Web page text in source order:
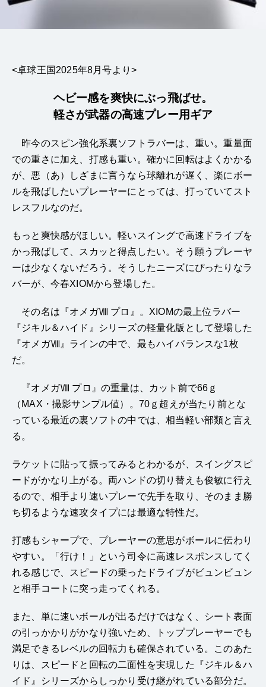
<卓球王国2025年8月号より>
ヘビー感を爽快にぶっ飛ばせ。
軽さが武器の高速プレー用ギア
昨今のスピン強化系裏ソフトラバーは、重い。重量面
での重さに加え、打感も重い。確かに回転はよくかかる
が、悪（あ）しざまに言うなら球離れが遅く、楽にボー
ルを飛ばしたいプレーヤーにとっては、打っていてスト
レスフルなのだ。
もっと爽快感がほしい。軽いスイングで高速ドライブを
かっ飛ばして、スカッと得点したい。そう願うプレーヤ
ーは少なくないだろう。そうしたニーズにぴったりなラ
バーが、今春XIOMから登場した。
その名は『オメガⅧ プロ』。XIOMの最上位ラバー
『ジキル＆ハイド』シリーズの軽量化版として登場した
『オメガⅧ』ラインの中で、最もハイバランスな1枚
だ。
『オメガⅧ プロ』の重量は、カット前で66ｇ
（MAX・撮影サンプル値）。70ｇ超えが当たり前とな
っている最近の裏ソフトの中では、相当軽い部類と言え
る。
ラケットに貼って振ってみるとわかるが、スイングスピ
ードがかなり上がる。両ハンドの切り替えも俊敏に行え
るので、相手より速いプレーで先手を取り、そのまま勝
ち切るような速攻タイプには最適な特性だ。
打感もシャープで、プレーヤーの意思がボールに伝わり
やすい。「行け！」という司令に高速レスポンスしてく
れる感じで、スピードの乗ったドライブがビュンビュン
と相手コートに突っ走ってくれる。
また、単に速いボールが出るだけではなく、シート表面
の引っかかりがかなり強いため、トッププレーヤーでも
満足できるレベルの回転力も確保されている。このあた
りは、スピードと回転の二面性を実現した『ジキル＆ハ
イド』シリーズからしっかり受け継がれている部分だ。